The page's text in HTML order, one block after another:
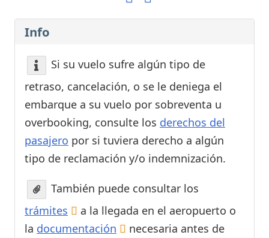
Info
Si su vuelo sufre algún tipo de
retraso, cancelación, o se le deniega el
embarque a su vuelo por sobreventa u
overbooking, consulte los derechos del
pasajero por si tuviera derecho a algún
tipo de reclamación y/o indemnización.
También puede consultar los
trámites
a la llegada en el aeropuerto o
la documentación
necesaria antes de